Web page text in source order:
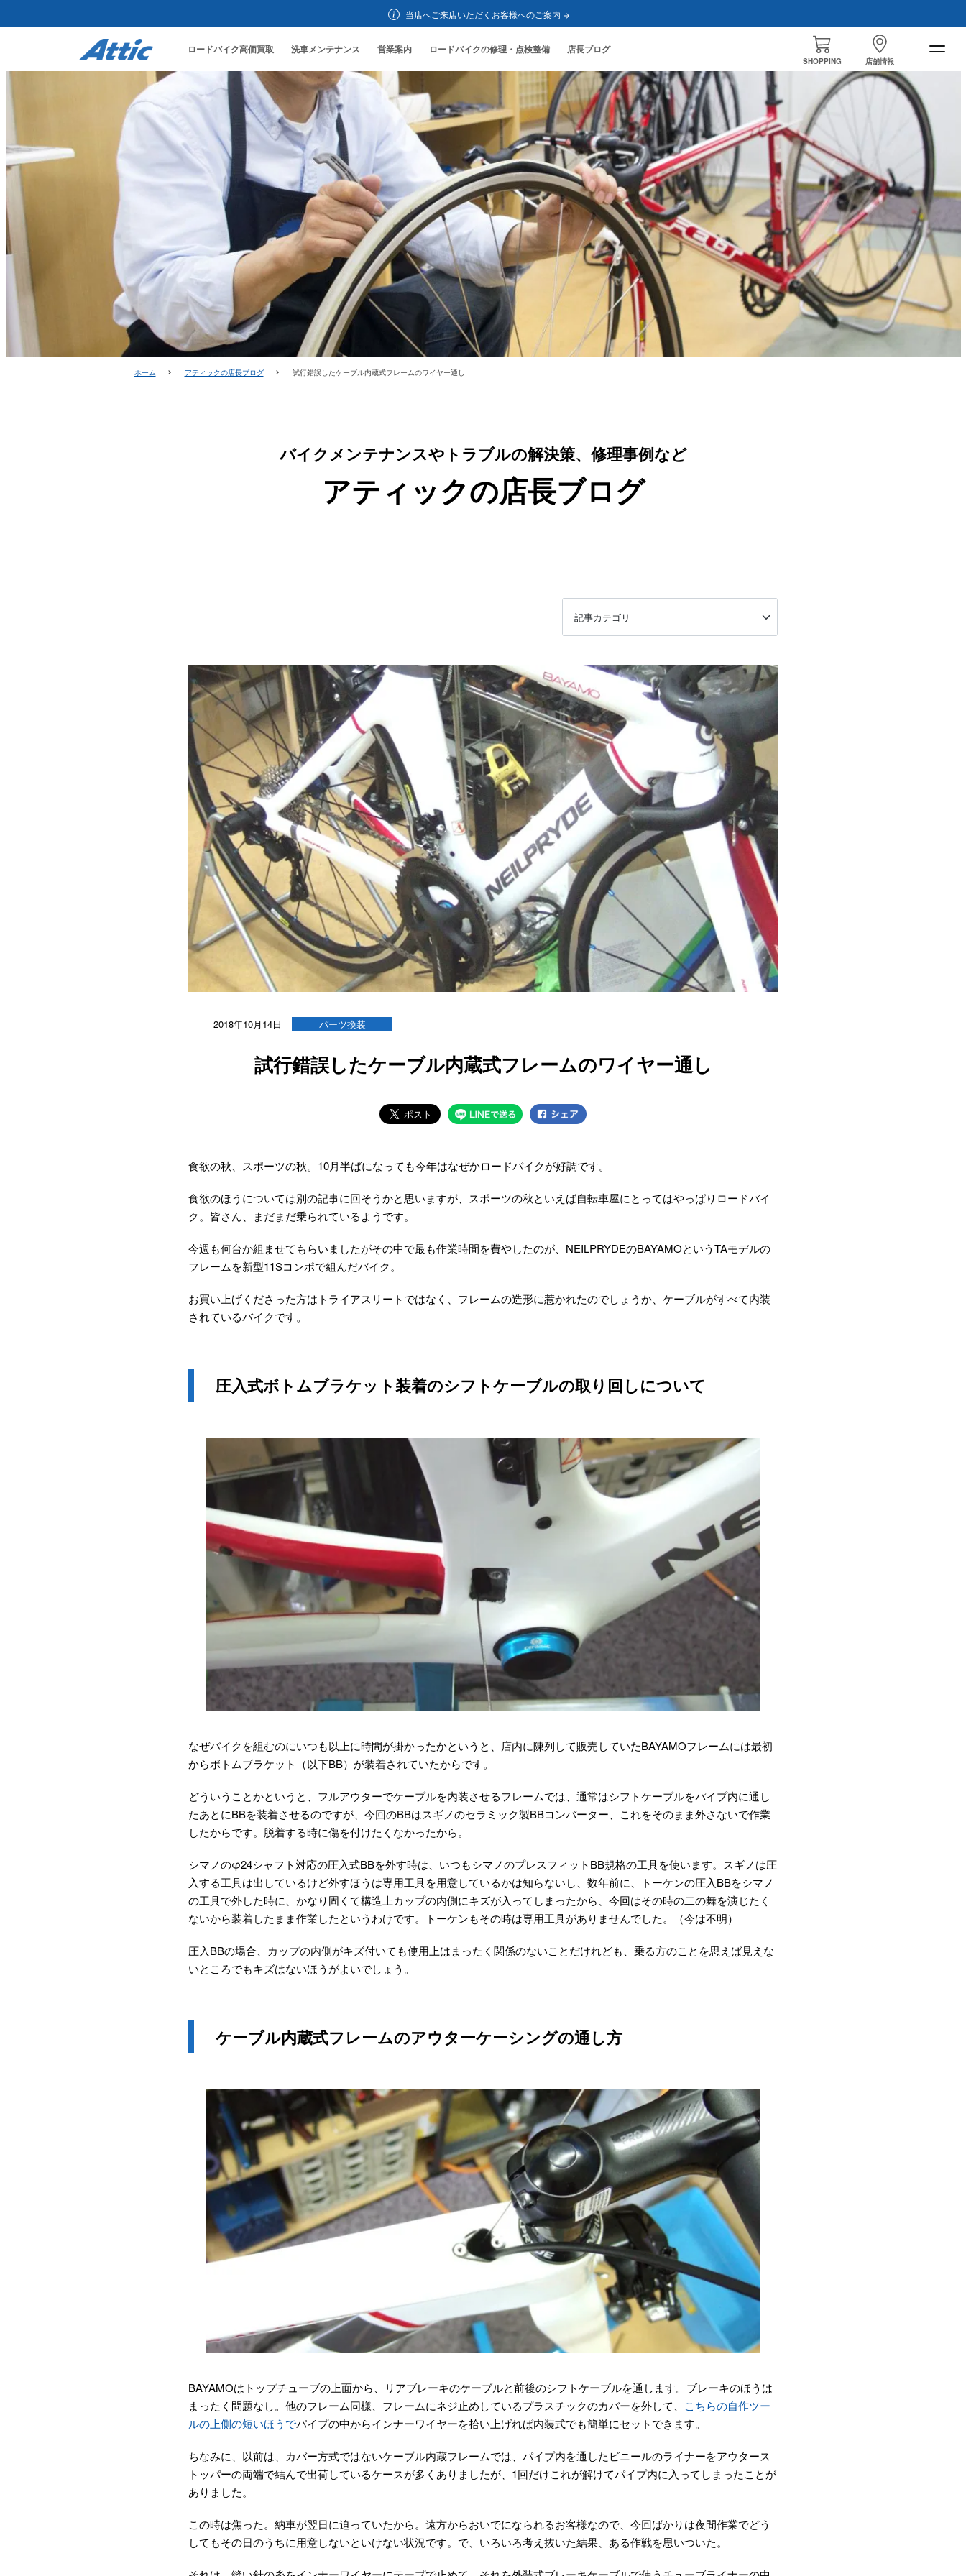
当店へご来店いただくお客様へのご案内
ロードバイク高価買取 洗車メンテナンス 営業案内 ロードバイクの修理・点検整備 店長ブログ
SHOPPING 店舗情報
ホーム アティックの店長ブログ 試行錯誤したケーブル内蔵式フレームのワイヤー通し
バイクメンテナンスやトラブルの解決策、修理事例など
アティックの店長ブログ
2018年10月14日 パーツ換装
試行錯誤したケーブル内蔵式フレームのワイヤー通し
食欲の秋、スポーツの秋。10月半ばになっても今年はなぜかロードバイクが好調です。
食欲のほうについては別の記事に回そうかと思いますが、スポーツの秋といえば自転車屋にとってはやっぱりロードバイ
ク。皆さん、まだまだ乗られているようです。
今週も何台か組ませてもらいましたがその中で最も作業時間を費やしたのが、NEILPRYDEのBAYAMOというTAモデルの
フレームを新型11Sコンポで組んだバイク。
お買い上げくださった方はトライアスリートではなく、フレームの造形に惹かれたのでしょうか、ケーブルがすべて内装
されているバイクです。
圧入式ボトムブラケット装着のシフトケーブルの取り回しについて
なぜバイクを組むのにいつも以上に時間が掛かったかというと、店内に陳列して販売していたBAYAMOフレームには最初
からボトムブラケット（以下BB）が装着されていたからです。
どういうことかというと、フルアウターでケーブルを内装させるフレームでは、通常はシフトケーブルをパイプ内に通し
たあとにBBを装着させるのですが、今回のBBはスギノのセラミック製BBコンバーター、これをそのまま外さないで作業
したからです。脱着する時に傷を付けたくなかったから。
シマノのφ24シャフト対応の圧入式BBを外す時は、いつもシマノのプレスフィットBB規格の工具を使います。スギノは圧
入する工具は出しているけど外すほうは専用工具を用意しているかは知らないし、数年前に、トーケンの圧入BBをシマノ
の工具で外した時に、かなり固くて構造上カップの内側にキズが入ってしまったから、今回はその時の二の舞を演じたく
ないから装着したまま作業したというわけです。トーケンもその時は専用工具がありませんでした。（今は不明）
圧入BBの場合、カップの内側がキズ付いても使用上はまったく関係のないことだけれども、乗る方のことを思えば見えな
いところでもキズはないほうがよいでしょう。
ケーブル内蔵式フレームのアウターケーシングの通し方
BAYAMOはトップチューブの上面から、リアブレーキのケーブルと前後のシフトケーブルを通します。ブレーキのほうは
まったく問題なし。他のフレーム同様、フレームにネジ止めしているプラスチックのカバーを外して、 こちらの自作ツー
ルの上側の短いほうでパイプの中からインナーワイヤーを拾い上げれば内装式でも簡単にセットできます。
ちなみに、以前は、カバー方式ではないケーブル内蔵フレームでは、パイプ内を通したビニールのライナーをアウタース
トッパーの両端で結んで出荷しているケースが多くありましたが、1回だけこれが解けてパイプ内に入ってしまったことが
ありました。
この時は焦った。納車が翌日に迫っていたから。遠方からおいでになられるお客様なので、今回ばかりは夜間作業でどう
してもその日のうちに用意しないといけない状況です。で、いろいろ考え抜いた結果、ある作戦を思いついた。